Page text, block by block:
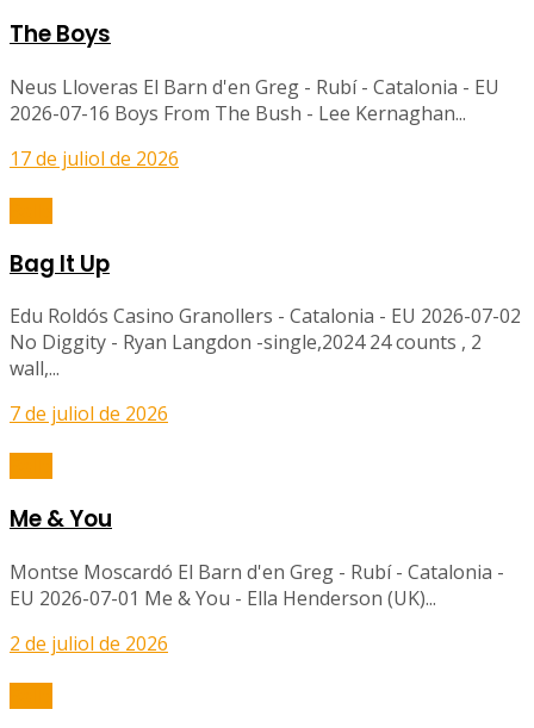
The Boys
Neus Lloveras El Barn d'en Greg - Rubí - Catalonia - EU
2026-07-16 Boys From The Bush - Lee Kernaghan...
17 de juliol de 2026
Bag It Up
Edu Roldós Casino Granollers - Catalonia - EU 2026-07-02
No Diggity - Ryan Langdon -single,2024 24 counts , 2
wall,...
7 de juliol de 2026
Me & You
Montse Moscardó El Barn d'en Greg - Rubí - Catalonia -
EU 2026-07-01 Me & You - Ella Henderson (UK)...
2 de juliol de 2026